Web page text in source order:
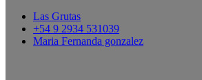
Las Grutas
+54 9 2934 531039
Maria Fernanda gonzalez